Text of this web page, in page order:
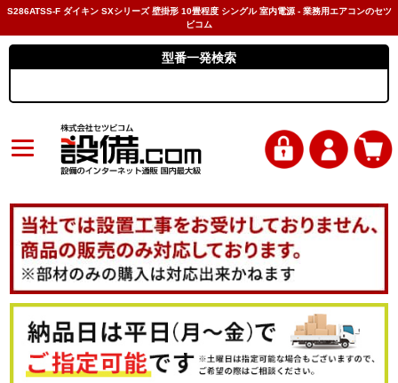
S286ATSS-F ダイキン SXシリーズ 壁掛形 10畳程度 シングル 室内電源 - 業務用エアコンのセツ
ビコム
型番一発検索